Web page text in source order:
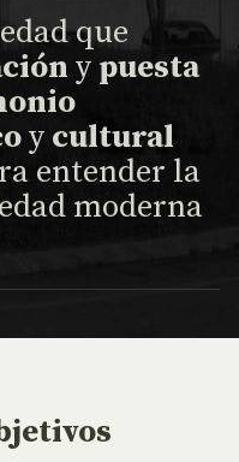
que
y puesta
y cultural
entender la
moderna